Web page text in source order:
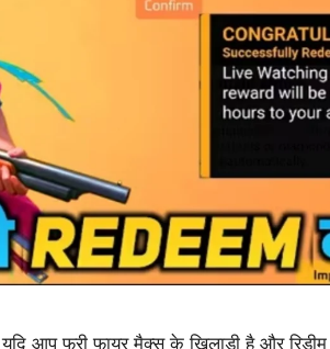
आप फ्री फायर मैक्स के खिलाड़ी है और